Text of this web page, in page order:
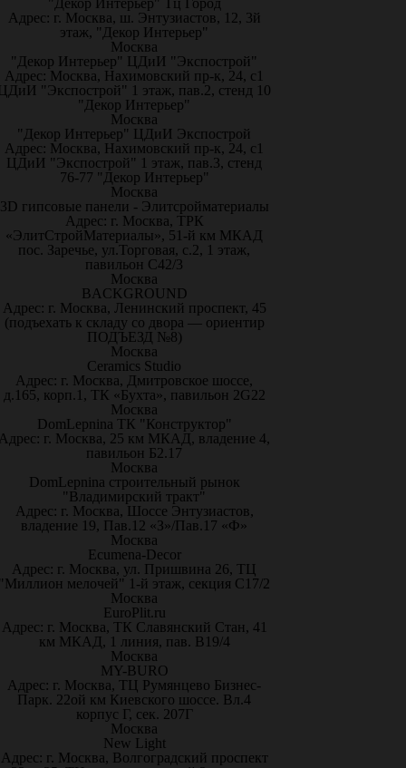
"Декор Интерьер" Тц Город
Адрес: г. Москва, ш. Энтузиастов, 12, 3й
этаж, "Декор Интерьер"
Москва
"Декор Интерьер" ЦДиИ "Экспострой"
Адрес: Москва, Нахимовский пр-к, 24, с1
"Экспострой" 1 этаж, пав.2, стенд 10
"Декор Интерьер"
Москва
"Декор Интерьер" ЦДиИ Экспострой
Адрес: Москва, Нахимовский пр-к, 24, с1
ЦДиИ "Экспострой" 1 этаж, пав.3, стенд
76-77 "Декор Интерьер"
Москва
3D гипсовые панели - Элитсройматериалы
Адрес: г. Москва, ТРК
«ЭлитСтройМатериалы», 51-й км МКАД
пос. Заречье, ул.Торговая, с.2, 1 этаж,
павильон С42/3
Москва
BACKGROUND
Адрес: г. Москва, Ленинский проспект, 45
(подъехать к складу со двора — ориентир
ПОДЪЕЗД №8)
Москва
Ceramics Studio
Адрес: г. Москва, Дмитровское шоссе,
д.165, корп.1, ТК «Бухта», павильон 2G22
Москва
DomLepnina ТК "Конструктор"
г. Москва, 25 км МКАД, владение 4,
павильон Б2.17
Москва
DomLepnina строительный рынок
"Владимирский тракт"
Адрес: г. Москва, Шоссе Энтузиастов,
владение 19, Пав.12 «З»/Пав.17 «Ф»
Москва
Ecumena-Decor
Адрес: г. Москва, ул. Пришвина 26, ТЦ
мелочей" 1-й этаж, секция С17/2
Москва
EuroPlit.ru
Адрес: г. Москва, ТК Славянский Стан, 41
км МКАД, 1 линия, пав. В19/4
Москва
MY-BURO
Адрес: г. Москва, ТЦ Румянцево Бизнес-
Парк. 22ой км Киевского шоссе. Вл.4
корпус Г, сек. 207Г
Москва
New Light
Адрес: г. Москва, Волгоградский проспект